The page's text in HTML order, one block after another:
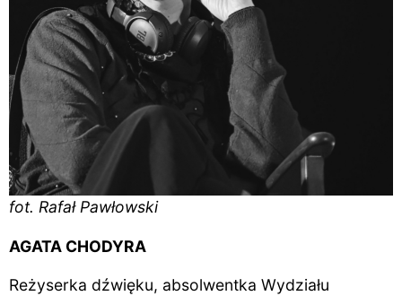
fot. Rafał Pawłowski
AGATA CHODYRA
Reżyserka dźwięku, absolwentka Wydziału